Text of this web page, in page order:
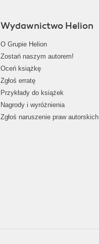
Wydawnictwo Helion
O Grupie Helion
Zostań naszym autorem!
Oceń książkę
Zgłoś erratę
Przykłady do książek
Nagrody i wyróżnienia
Zgłoś naruszenie praw autorskich